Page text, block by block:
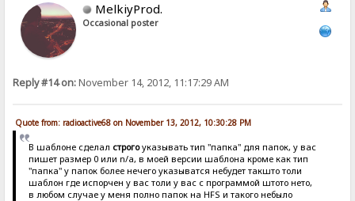
MelkiyProd.
Occasional poster
Reply #14 on:November 14, 2012, 11:17:29 AM
Quote from: radioactive68 on November 13, 2012, 10:30:28 PM
В шаблоне сделал строгоуказывать тип "папка" для папок, у вас
пишет размер 0 или n/a, в моей версии шаблона кроме как тип
"папка" у папок более нечего указыватся небудет такшто толи
шаблон где испорчен у вас толи у вас с программой штото нето,
в любом случае у меня полно папок на HFS и такого небыло